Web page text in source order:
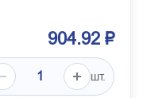
904.92 ₽
шт.